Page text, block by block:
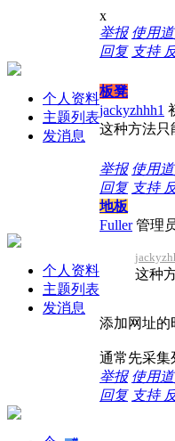
x
举报 使用
回复 支持
个人资料
主题列表
发消息
板凳
jackyzhhh1
这种方法只
举报 使用
回复 支持
个人资料
主题列表
发消息
地板
Fuller 管理
这种
添加网址的
通常先采集
举报 使用
回复 支持